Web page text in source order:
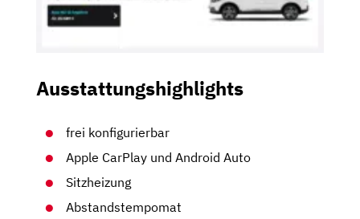
Ausstattungshighlights
frei konfigurierbar
Apple CarPlay und Android Auto
Sitzheizung
Abstandstempomat